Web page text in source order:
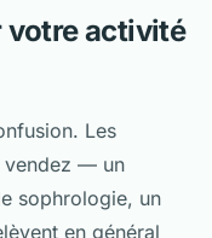
votre activité
Les
vendez — un
sophrologie, un
en général